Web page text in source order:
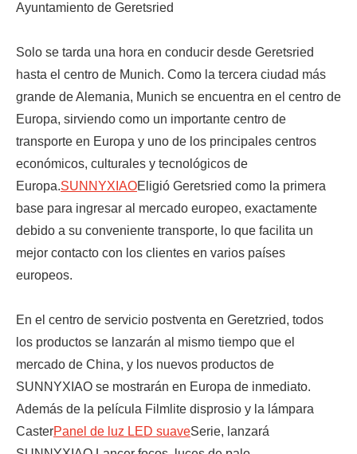
Ayuntamiento de Geretsried
Solo se tarda una hora en conducir desde Geretsried
hasta el centro de Munich. Como la tercera ciudad más
grande de Alemania, Munich se encuentra en el centro de
Europa, sirviendo como un importante centro de
transporte en Europa y uno de los principales centros
económicos, culturales y tecnológicos de
Europa.SUNNYXIAOEligió Geretsried como la primera
base para ingresar al mercado europeo, exactamente
debido a su conveniente transporte, lo que facilita un
mejor contacto con los clientes en varios países
europeos.
En el centro de servicio postventa en Geretzried, todos
los productos se lanzarán al mismo tiempo que el
mercado de China, y los nuevos productos de
SUNNYXIAO se mostrarán en Europa de inmediato.
Además de la película Filmlite disprosio y la lámpara
CasterPanel de luz LED suaveSerie, lanzará